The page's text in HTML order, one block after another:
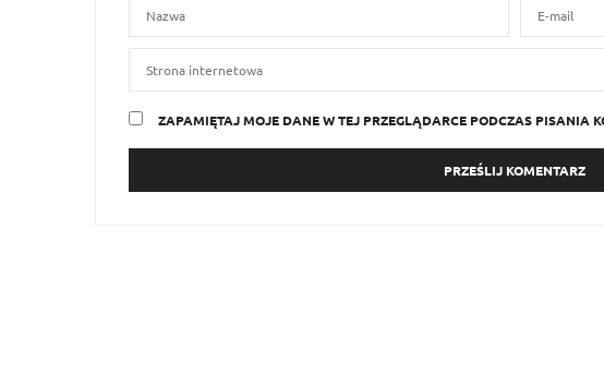
ZAPAMIĘTAJ MOJE DANE W TEJ PRZEGLĄDARCE PODCZAS PISANIA